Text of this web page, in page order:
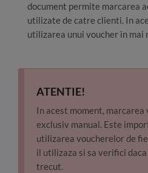
document permite marcarea
utilizate de catre clienti. In
utilizarea unui voucher in mai
ATENTIE!
In acest moment, marcarea
exclusiv manual. Este
utilizarea voucherelor de
il utilizaza si sa verifici
trecut.